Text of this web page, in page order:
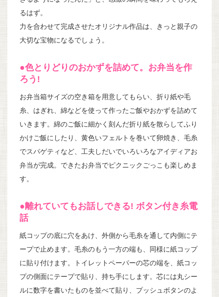
るはず。
力を合わせて完成させたオリジナル作品は、きっと親子の
大切な宝物になるでしょう。
●色とりどりのおかずを詰めて。お弁当を作
ろう!
お弁当箱サイズの空き箱を用意してもらい、折り紙や毛
糸、はぎれ、綿などを使って作ったご飯やおかずを詰めて
いきます。綿のご飯に細かく刻んだ折り紙を散らしてふり
かけご飯にしたり、黄色いフェルトを巻いて卵焼き、毛糸
でスパゲティなど、工夫しだいでいろいろなアイディアお
弁当が完成。できたお弁当でピクニックごっこも楽しめま
す。
●離れていてもお話しできる! ボタン付き糸電
話
紙コップの底に穴をあけ、外側から毛糸を通して内側にテ
ープで止めます。毛糸のもう一方の端も、同様に紙コップ
に貼り付けます。トイレットペーパーの芯の端を、紙コッ
プの側面にテープで貼り、持ち手にします。芯には丸シー
ルに数字を書いたものを並べて貼り、プッシュボタンのよ